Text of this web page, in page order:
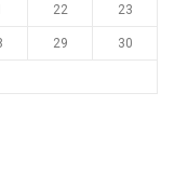
22 23
29 30